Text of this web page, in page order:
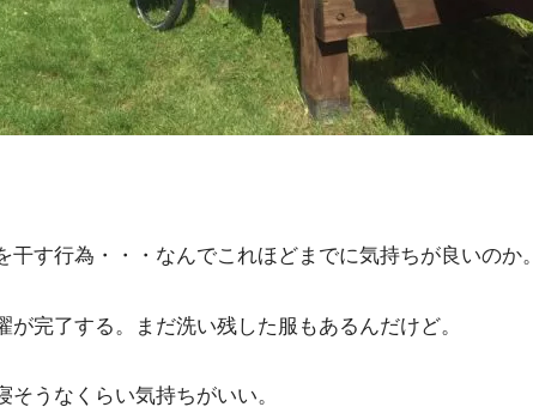
干す行為・・・なんでこれほどまでに気持ちが良いのか。
が完了する。まだ洗い残した服もあるんだけど。
そうなくらい気持ちがいい。